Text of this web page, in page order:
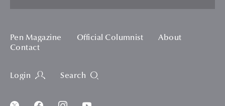
Pen Magazine Official Columnist
About
Contact
Login Search